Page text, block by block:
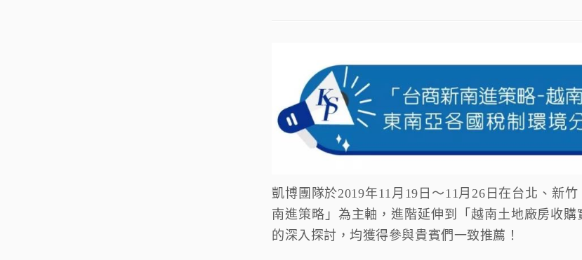
凱博團隊於2019年11月19日～11月26日在台北、新
南進策略」為主軸，進階延伸到「越南土地廠房收
的深入探討，均獲得參與貴賓們一致推薦！